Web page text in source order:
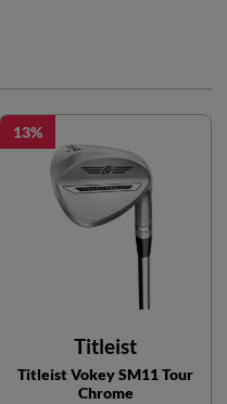
13
Titleist
Titleist Vokey SM11 Tour
Chrome